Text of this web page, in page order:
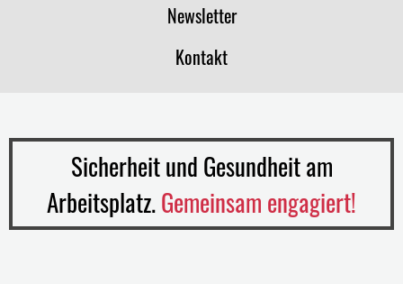
Newsletter
Kontakt
Sicherheit und Gesundheit am
Arbeitsplatz.Gemeinsam engagiert!